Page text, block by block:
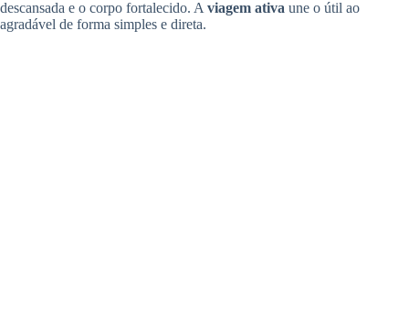
descansada e o corpo fortalecido. A viagem ativa une o útil ao
agradável de forma simples e direta.